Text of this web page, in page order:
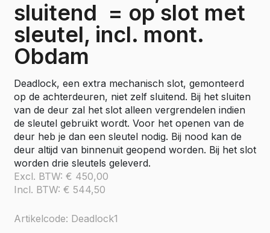
sluitend = op slot met
sleutel, incl. mont.
Obdam
Deadlock, een extra mechanisch slot, gemonteerd
op de achterdeuren, niet zelf sluitend. Bij het sluiten
van de deur zal het slot alleen vergrendelen indien
de sleutel gebruikt wordt. Voor het openen van de
deur heb je dan een sleutel nodig. Bij nood kan de
deur altijd van binnenuit geopend worden. Bij het slot
worden drie sleutels geleverd.
Excl. BTW: € 450,00
Incl. BTW: € 544,50
Artikelcode: Deadlock1